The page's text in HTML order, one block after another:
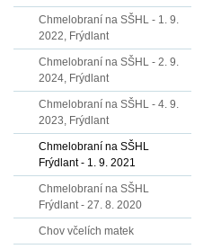
Chmelobraní na SŠHL - 1. 9.
2022, Frýdlant
Chmelobraní na SŠHL - 2. 9.
2024, Frýdlant
Chmelobraní na SŠHL - 4. 9.
2023, Frýdlant
Chmelobraní na SŠHL
Frýdlant - 1. 9. 2021
Chmelobraní na SŠHL
Frýdlant - 27. 8. 2020
Chov včelích matek